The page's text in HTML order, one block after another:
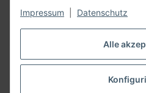
Alle
Impressum Datenschutz
Vertrag